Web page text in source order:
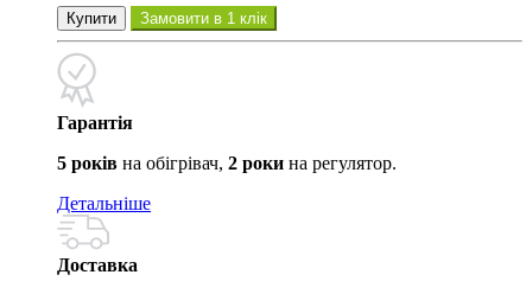
Купити Замовити в 1 клік
Гарантія
5 років на обігрівач, 2 роки на регулятор.
Детальніше
Доставка